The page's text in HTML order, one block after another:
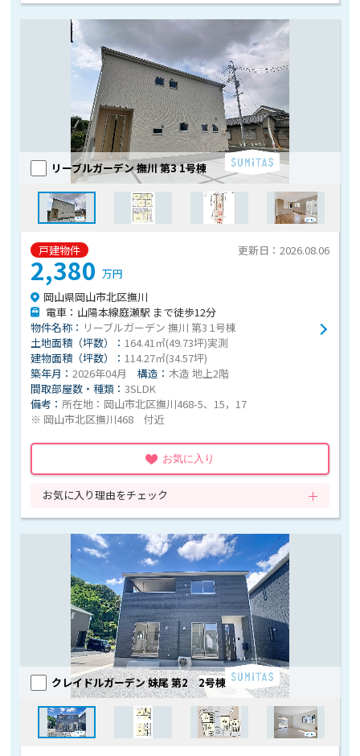
戸建物件
リーブルガーデン 撫川 第3 1号棟
更新日：2026.08.06
2,380万円
岡山県岡山市北区撫川
電車：山陽本線庭瀬駅 まで徒歩12分
物件名称： リーブルガーデン 撫川 第3 1号棟
土地面積（坪数）：164.41㎡(49.73坪)実測
建物面積（坪数）：114.27㎡(34.57坪)
築年月：2026年04月 構造：木造 地上2階
間取部屋数・種類：3SLDK
備考：所在地：岡山市北区撫川468-5、15，17
※ 岡山市北区撫川468 付近
お気に入り
お気に入り理由をチェック
クレイドルガーデン 妹尾 第2 2号棟